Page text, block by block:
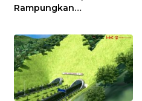
Rampungkan